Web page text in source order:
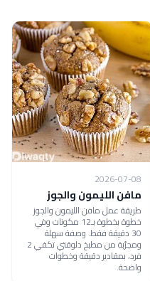
2026-07-08
مافن الليمون والجوز
طريقة عمل مافن الليمون والجوز
خطوة بخطوة بـ12 مكونات وفي
30 دقيقة فقط. وصفة سهلة
ومجرّبة من مطبخ دلوقتي تكفي 2
فرد، بمقادير دقيقة وخطوات
واضحة.